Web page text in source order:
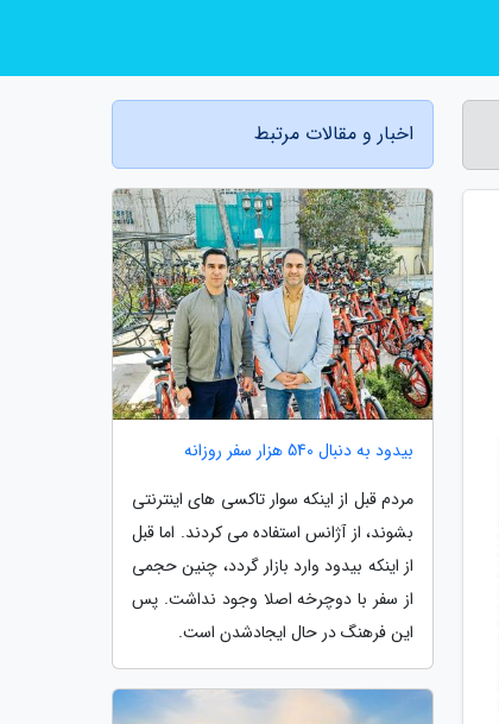
اخبار و مقالات مرتبط
بیدود به دنبال 540 هزار سفر روزانه
مردم قبل از اینکه سوار تاکسی های اینترنتی
بشوند، از آژانس استفاده می کردند. اما قبل
از اینکه بیدود وارد بازار گردد، چنین حجمی
از سفر با دوچرخه اصلا وجود نداشت. پس
این فرهنگ در حال ایجادشدن است.